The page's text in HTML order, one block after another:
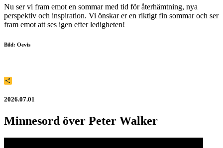
Nu ser vi fram emot en sommar med tid för återhämtning, nya
perspektiv och inspiration. Vi önskar er en riktigt fin sommar och ser
fram emot att ses igen efter ledigheten!
Bild: Oevis
2026.07.01
Minnesord över Peter Walker